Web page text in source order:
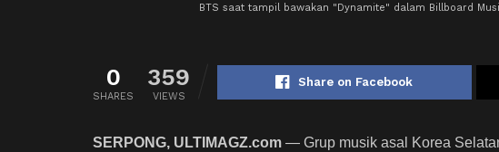
BTS saat tampil bawakan "Dynamite" dalam Billboard
0
SHARES
359
VIEWS
Share on Facebook
SERPONG, ULTIMAGZ.com — Grup musik asal Korea